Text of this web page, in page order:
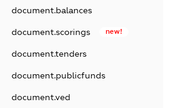
document.balances
document.scorings new!
document.tenders
document.publicfunds
document.ved